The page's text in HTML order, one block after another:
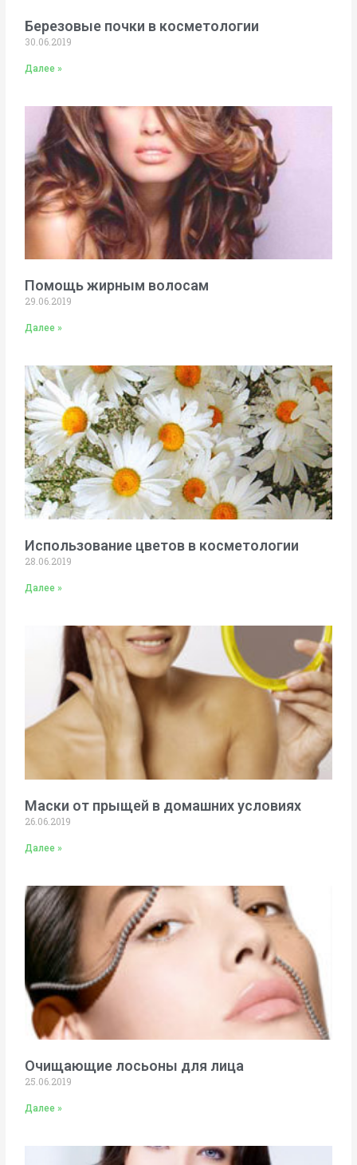
Березовые почки в косметологии
30.06.2019
Далее »
Помощь жирным волосам
29.06.2019
Далее »
Использование цветов в косметологии
28.06.2019
Далее »
Маски от прыщей в домашних условиях
26.06.2019
Далее »
Очищающие лосьоны для лица
25.06.2019
Далее »